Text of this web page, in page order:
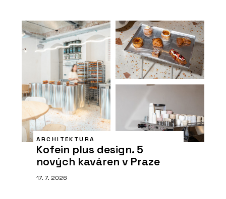
ARCHITEKTURA
Kofein plus design. 5
nových kaváren v Praze
17. 7. 2026